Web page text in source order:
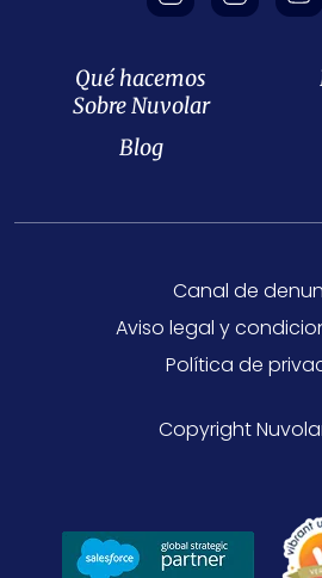
Qué hacemos
Sobre Nuvolar
Blog
Canal de
Aviso legal y
Política de
Copyright